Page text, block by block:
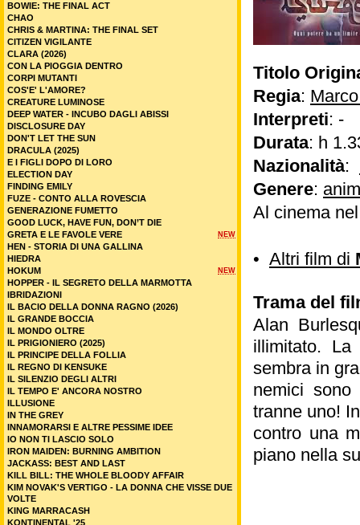
Titolo
Regia:
Interpreti: -
Durata: h
Nazionalità:
Genere:
Al cinema
• Altri film di
Trama del
Alan
illimitato.
sembra in
nemici sono
tranne uno!
contro una
piano nella
BOWIE: THE FINAL ACT
CHAO
CHRIS & MARTINA: THE FINAL SET
CITIZEN VIGILANTE
CLARA (2026)
CON LA PIOGGIA DENTRO
CORPI MUTANTI
COS'E' L'AMORE?
CREATURE LUMINOSE
DEEP WATER - INCUBO DAGLI ABISSI
DISCLOSURE DAY
DON'T LET THE SUN
DRACULA (2025)
E I FIGLI DOPO DI LORO
ELECTION DAY
FINDING EMILY
FUZE - CONTO ALLA ROVESCIA
GENERAZIONE FUMETTO
GOOD LUCK, HAVE FUN, DON’T DIE
NEW
GRETA E LE FAVOLE VERE
HEN - STORIA DI UNA GALLINA
HIEDRA
NEW
HOKUM
HOPPER - IL SEGRETO DELLA MARMOTTA
IBRIDAZIONI
IL BACIO DELLA DONNA RAGNO (2026)
IL GRANDE BOCCIA
IL MONDO OLTRE
IL PRIGIONIERO (2025)
IL PRINCIPE DELLA FOLLIA
IL REGNO DI KENSUKE
IL SILENZIO DEGLI ALTRI
IL TEMPO E' ANCORA NOSTRO
ILLUSIONE
IN THE GREY
INNAMORARSI E ALTRE PESSIME IDEE
IO NON TI LASCIO SOLO
IRON MAIDEN: BURNING AMBITION
JACKASS: BEST AND LAST
KILL BILL: THE WHOLE BLOODY AFFAIR
KIM NOVAK'S VERTIGO - LA DONNA CHE VISSE DUE
VOLTE
KING MARRACASH
KONTINENTAL '25